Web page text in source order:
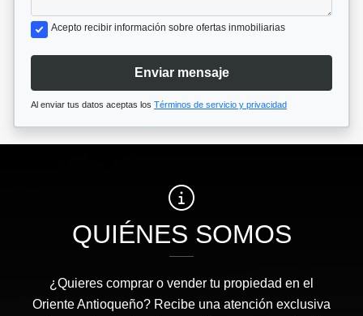
Acepto recibir información sobre ofertas inmobiliarias
Enviar mensaje
Al enviar tus datos aceptas los Términos de servicio y privacidad
QUIÉNES SOMOS
¿Quieres comprar o vender tu propiedad en el
Oriente Antioqueño? Recibe una atención exclusiva